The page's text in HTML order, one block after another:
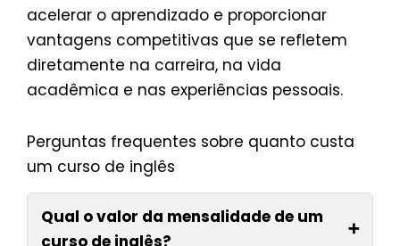
acelerar o aprendizado e proporcionar
vantagens competitivas que se refletem
diretamente na carreira, na vida
acadêmica e nas experiências pessoais.
Perguntas frequentes sobre quanto custa
um curso de inglês
Qual o valor da mensalidade de um
➕